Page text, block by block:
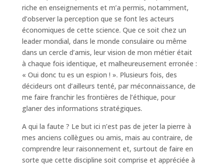
riche en enseignements et m’a permis, notamment,
d’observer la perception que se font les acteurs
économiques de cette science. Que ce soit chez un
leader mondial, dans le monde consulaire ou même
dans un cercle d’amis, leur vision de mon métier était
à chaque fois identique, et malheureusement erronée :
« Oui donc tu es un espion ! ». Plusieurs fois, des
décideurs ont d’ailleurs tenté, par méconnaissance, de
me faire franchir les frontières de l’éthique, pour
glaner des informations stratégiques.
A qui la faute ? Le but ici n’est pas de jeter la pierre à
mes anciens collègues ou amis, mais au contraire, de
comprendre leur raisonnement et, surtout de faire en
sorte que cette discipline soit comprise et appréciée à